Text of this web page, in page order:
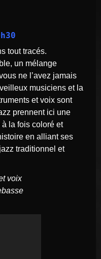
tout tracés.
un mélange
ne l’avez jamais
musiciens et la
et voix sont
prennent ici une
la fois coloré et
en alliant ses
traditionnel et
voix